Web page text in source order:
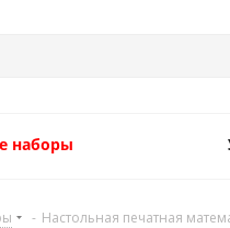
наборы
- Настольная печатная